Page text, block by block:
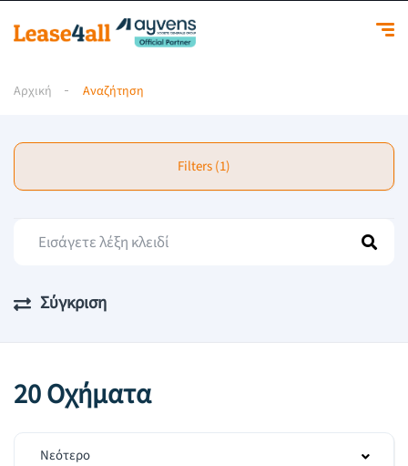
Αρχική Αναζήτηση
Filters (1)
Σύγκριση
20 Οχήματα
Νεότερο